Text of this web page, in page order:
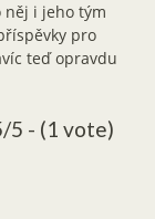
něj i jeho tým
pro
teď opravdu
5 - (1 vote)